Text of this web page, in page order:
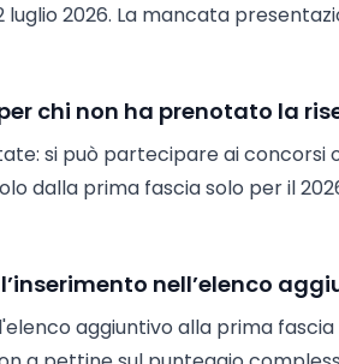
luglio 2026. La mancata
chi non ha prenotato la
si può partecipare ai concorsi
dalla prima fascia solo per il
nell’elenco
aggiuntivo alla prima